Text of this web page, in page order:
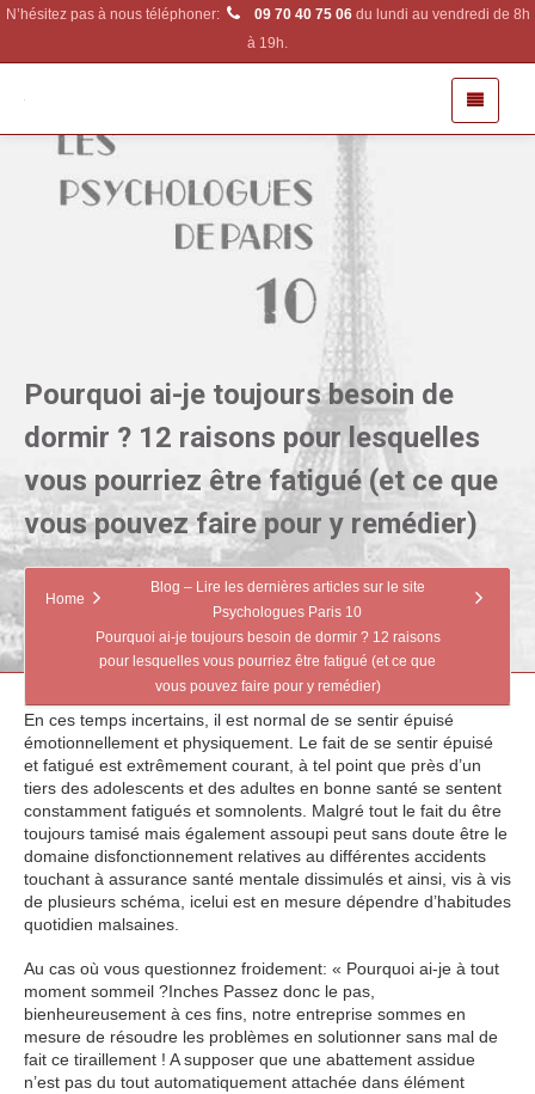
N’hésitez pas à nous téléphoner: 09 70 40 75 06du lundi au vendredi de 8h
à 19h.
Pourquoi ai-je toujours besoin de
dormir ? 12 raisons pour lesquelles
vous pourriez être fatigué (et ce que
vous pouvez faire pour y remédier)
Home
Blog – Lire les dernières articles sur le site
Psychologues Paris 10
Pourquoi ai-je toujours besoin de dormir ? 12 raisons
pour lesquelles vous pourriez être fatigué (et ce que
vous pouvez faire pour y remédier)
En ces temps incertains, il est normal de se sentir épuisé
émotionnellement et physiquement. Le fait de se sentir épuisé
et fatigué est extrêmement courant, à tel point que près d’un
tiers des adolescents et des adultes en bonne santé se sentent
constamment fatigués et somnolents. Malgré tout le fait du être
toujours tamisé mais également assoupi peut sans doute être le
domaine disfonctionnement relatives au différentes accidents
touchant à assurance santé mentale dissimulés et ainsi, vis à vis
de plusieurs schéma, icelui est en mesure dépendre d’habitudes
quotidien malsaines.
Au cas où vous questionnez froidement: « Pourquoi ai-je à tout
moment sommeil ?Inches Passez donc le pas,
bienheureusement à ces fins, notre entreprise sommes en
mesure de résoudre les problèmes en solutionner sans mal de
fait ce tiraillement ! A supposer que une abattement assidue
n’est pas du tout automatiquement attachée dans élément